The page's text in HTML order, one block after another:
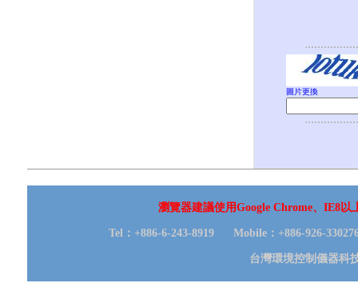
圖片更換
瀏覽器建議使用Google Chrome、IE8以
Tel：+886-6-243-8919 Mobile：+886-926-
台灣環境控制儀器